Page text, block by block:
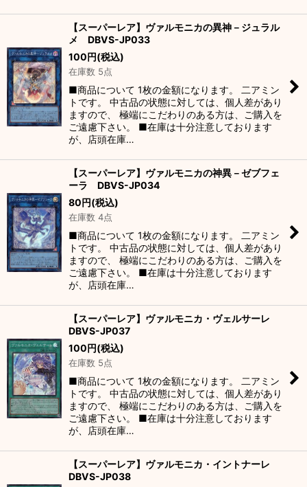
【スーパーレア】ヴァルモニカの異神－ジュラル
メ DBVS-JP033
100円(税込)
在庫数 5点
■商品について 1枚の金額になります。 二アミン
トです。 中古品の状態に対しては、個人差があり
ますので、 極端にこだわりのある方は、ご購入を
ご遠慮下さい。 ■在庫は十分注意しております
が、店頭在庫…
【スーパーレア】ヴァルモニカの神異－ゼブフェ
ーラ DBVS-JP034
80円(税込)
在庫数 4点
■商品について 1枚の金額になります。 二アミン
トです。 中古品の状態に対しては、個人差があり
ますので、 極端にこだわりのある方は、ご購入を
ご遠慮下さい。 ■在庫は十分注意しております
が、店頭在庫…
【スーパーレア】ヴァルモニカ・ヴェルサーレ
DBVS-JP037
100円(税込)
在庫数 5点
■商品について 1枚の金額になります。 二アミン
トです。 中古品の状態に対しては、個人差があり
ますので、 極端にこだわりのある方は、ご購入を
ご遠慮下さい。 ■在庫は十分注意しております
が、店頭在庫…
【スーパーレア】ヴァルモニカ・イントナーレ
DBVS-JP038